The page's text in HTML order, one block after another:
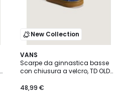
New Collection
VANS
Scarpe da ginnastica basse
con chiusura a velcro, TD OLD
48,99 €